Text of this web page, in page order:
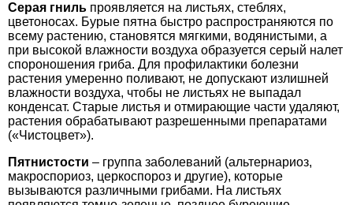
Серая гниль проявляется на листьях, стеблях,
цветоносах. Бурые пятна быстро распространяются по
всему растению, становятся мягкими, водянистыми, а
при высокой влажности воздуха образуется серый налет
спороношения гриба. Для профилактики болезни
растения умеренно поливают, не допускают излишней
влажности воздуха, чтобы не листьях не выпадал
конденсат. Старые листья и отмирающие части удаляют,
растения обрабатывают разрешенными препаратами
(«Чистоцвет»).
Пятнистости – группа заболеваний (альтернариоз,
макроспориоз, церкоспороз и другие), которые
вызываются различными грибами. На листьях